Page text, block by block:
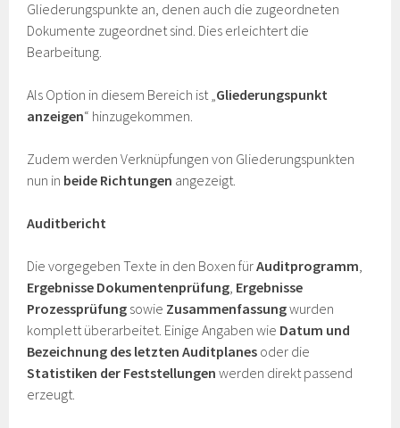
Gliederungspunkte an, denen auch die zugeordneten
Dokumente zugeordnet sind. Dies erleichtert die
Bearbeitung.
Als Option in diesem Bereich ist „Gliederungspunkt
anzeigen“ hinzugekommen.
Zudem werden Verknüpfungen von Gliederungspunkten
nun in beide Richtungen angezeigt.
Auditbericht
Die vorgegeben Texte in den Boxen fürAuditprogramm,
Ergebnisse Dokumentenprüfung, Ergebnisse
Prozessprüfung sowie Zusammenfassungwurden
komplett überarbeitet. Einige Angaben wie Datum und
Bezeichnung des letzten Auditplanes oder die
Statistiken der Feststellungen werden direkt passend
erzeugt.